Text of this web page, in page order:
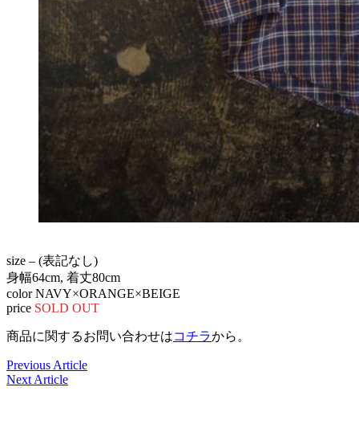
size – (表記なし)
身幅64cm, 着丈80cm
color NAVY×ORANGE×BEIGE
price SOLD OUT
商品に関するお問い合わせはコチラから。
Previous Article
Next Article